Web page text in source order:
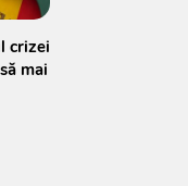
crizei
mai